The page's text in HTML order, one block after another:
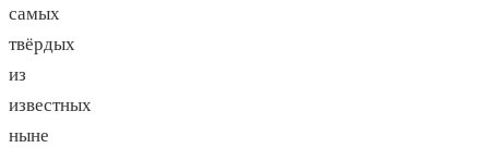
самых
твёрдых
из
известных
ныне